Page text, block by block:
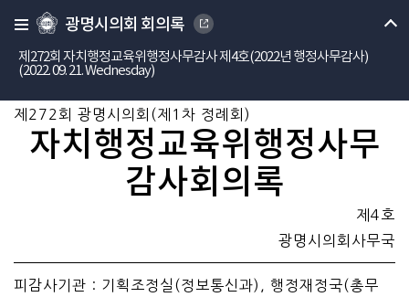
광명시의회 회의록
제272회 자치행정교육위행정사무감사 제4호(2022년 행정사무감사)
(2022. 09. 21. Wednesday)
제272회 광명시의회(제1차 정례회)
자치행정교육위행정사무
감사회의록
제4호
광명시의회사무국
피감사기관 : 기획조정실(정보통신과), 행정재정국(총무